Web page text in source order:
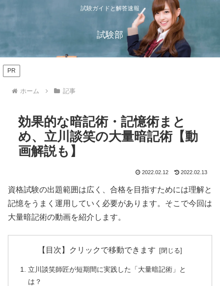
試験ガイドと解答速報
試験部
PR
ホーム 記事
効果的な暗記術・記憶術まと
め、立川談笑の大量暗記術【動
画解説も】
2022.02.12 2022.02.13
資格試験の出題範囲は広く、合格を目指すためには理解と
記憶をうまく運用していく必要があります。そこで今回は
大量暗記術の動画を紹介します。
【目次】クリックで移動できます
立川談笑師匠が短期間に実践した「大量暗記術」と
は？